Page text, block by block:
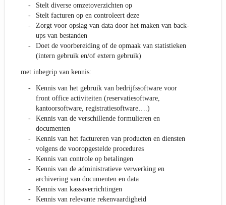
Stelt diverse omzetoverzichten op
Stelt facturen op en controleert deze
Zorgt voor opslag van data door het maken van back-
ups van bestanden
Doet de voorbereiding of de opmaak van statistieken
(intern gebruik en/of extern gebruik)
met inbegrip van kennis:
Kennis van het gebruik van bedrijfssoftware voor
front office activiteiten (reservatiesoftware,
kantoorsoftware, registratiesoftware….)
Kennis van de verschillende formulieren en
documenten
Kennis van het factureren van producten en diensten
volgens de vooropgestelde procedures
Kennis van controle op betalingen
Kennis van de administratieve verwerking en
archivering van documenten en data
Kennis van kassaverrichtingen
Kennis van relevante rekenvaardigheid